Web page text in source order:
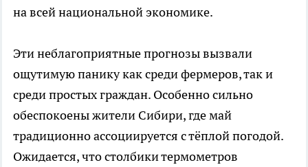
на всей национальной экономике.
Эти неблагоприятные прогнозы вызвали
ощутимую панику как среди фермеров, так и
среди простых граждан. Особенно сильно
обеспокоены жители Сибири, где май
традиционно ассоциируется с тёплой погодой.
Ожидается, что столбики термометров